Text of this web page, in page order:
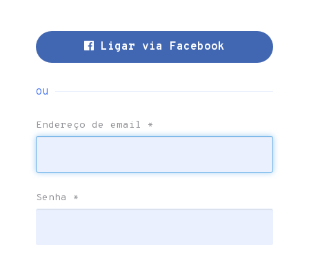
Ligar via Facebook
ou
Endereço de email *
Senha *